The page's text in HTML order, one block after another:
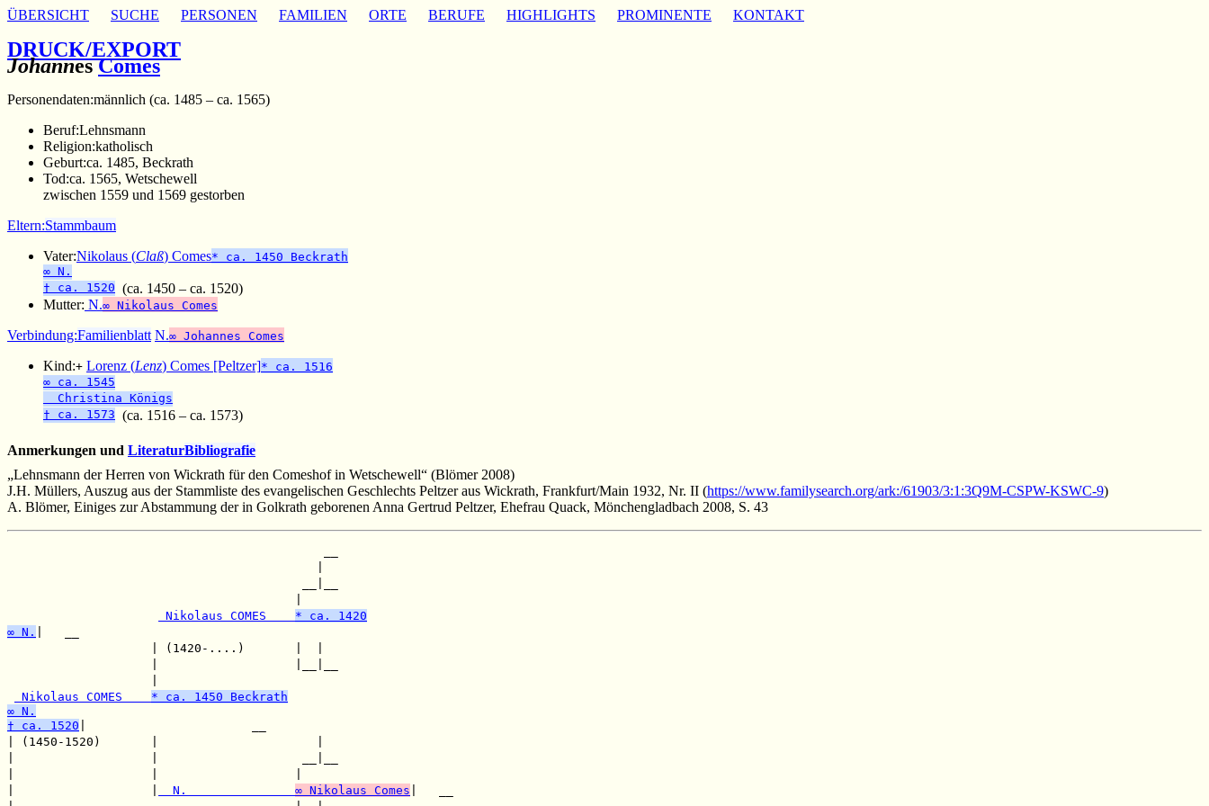
ÜBERSICHT SUCHE PERSONEN FAMILIEN ORTE BERUFE HIGHLIGHTS PROMINENTE KONTAKT
DRUCK/EXPORT
JohannesComes
Personendaten:männlich (ca. 1485 – ca. 1565)
Beruf:Lehnsmann
Religion:katholisch
Geburt:ca. 1485, Beckrath
Tod:ca. 1565, Wetschewell
zwischen 1559 und 1569 gestorben
Eltern:Stammbaum
Vater:Nikolaus (Claß) Comes* ca. 1450 Beckrath
∞ N.
† ca. 1520 (ca. 1450 – ca. 1520)
Mutter: N.∞ Nikolaus Comes
Verbindung:Familienblatt N.∞ Johannes Comes
Kind:+ Lorenz (Lenz) Comes [Peltzer]* ca. 1516
∞ ca. 1545
Christina Königs
† ca. 1573 (ca. 1516 – ca. 1573)
Anmerkungen und LiteraturBibliografie
„Lehnsmann der Herren von Wickrath für den Comeshof in Wetschewell“ (Blömer 2008)
J.H. Müllers, Auszug aus der Stammliste des evangelischen Geschlechts Peltzer aus Wickrath, Frankfurt/Main 1932, Nr. II (https://www.familysearch.org/ark:/61903/3:1:3Q9M-CSPW-KSWC-9)
A. Blömer, Einiges zur Abstammung der in Golkrath geborenen Anna Gertrud Peltzer, Ehefrau Quack, Mönchengladbach 2008, S. 43
Nikolaus COMES * ca. 1420
∞ N.
                    | (1420-....)       |  |
Nikolaus COMES * ca. 1450 Beckrath
∞ N.
† ca. 1520
| (1450-1520)       |                      |
  N.
∞ Nikolaus Comes